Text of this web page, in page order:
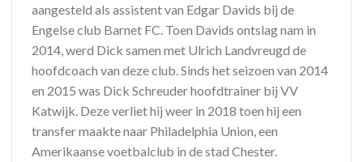
aangesteld als assistent van Edgar Davids bij de
Engelse club Barnet FC. Toen Davids ontslag nam in
2014, werd Dick samen met Ulrich Landvreugd de
hoofdcoach van deze club. Sinds het seizoen van 2014
en 2015 was Dick Schreuder hoofdtrainer bij VV
Katwijk. Deze verliet hij weer in 2018 toen hij een
transfer maakte naar Philadelphia Union, een
Amerikaanse voetbalclub in de stad Chester.